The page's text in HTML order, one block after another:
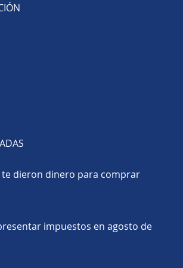
te dieron dinero para comprar
impuestos en agosto de